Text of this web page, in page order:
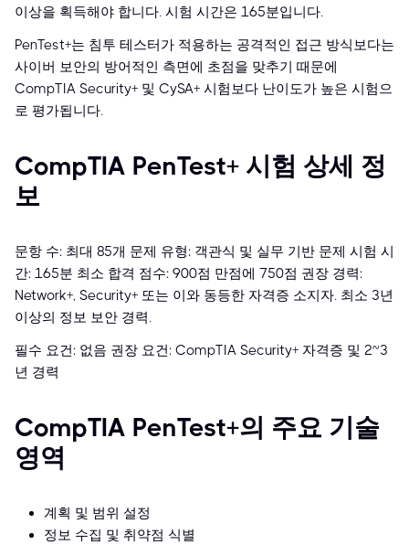
이상을 획득해야 합니다. 시험 시간은 165분입니다.
PenTest+는 침투 테스터가 적용하는 공격적인 접근 방식보다는
사이버 보안의 방어적인 측면에 초점을 맞추기 때문에
CompTIA Security+ 및 CySA+ 시험보다 난이도가 높은 시험으
로 평가됩니다.
CompTIA PenTest+ 시험 상세 정
보
문항 수: 최대 85개 문제 유형: 객관식 및 실무 기반 문제 시험 시
간: 165분 최소 합격 점수: 900점 만점에 750점 권장 경력:
Network+, Security+ 또는 이와 동등한 자격증 소지자. 최소 3년
이상의 정보 보안 경력.
필수 요건: 없음 권장 요건: CompTIA Security+ 자격증 및 2~3
년 경력
CompTIA PenTest+의 주요 기술
영역
계획 및 범위 설정
정보 수집 및 취약점 식별